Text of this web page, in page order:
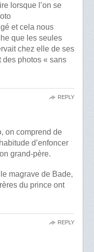
lorsque l’on se
et cela nous
que les seules
chez elle de ses
des photos « sans
on comprend de
d’enfoncer
grand-père.
magrave de Bade,
du prince ont
REPLY
REPLY